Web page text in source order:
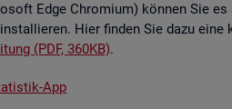
Edge Chro­mi­um) kön­nen Sie es
Hier fin­den Sie dazu eine
(PDF, 360KB).
App